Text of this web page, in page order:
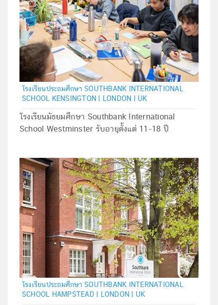
โรงเรียนประถมศึกษา SOUTHBANK INTERNATIONAL
SCHOOL KENSINGTON | LONDON | UK
โรงเรียนมัธยมศึกษา Southbank International
School Westminster รับอายุตั้งแต่ 11-18 ปี
โรงเรียนประถมศึกษา SOUTHBANK INTERNATIONAL
SCHOOL HAMPSTEAD | LONDON | UK